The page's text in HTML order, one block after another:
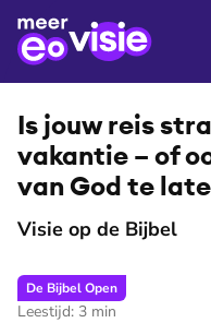
Is jouw reis
vakantie – of
van God te
Visie op de Bijbel
De Bijbel Open
Leestijd: 3 min